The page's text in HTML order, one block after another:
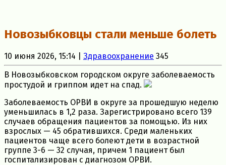
Новозыбковцы стали меньше болеть
10 июня 2026, 15:14 | Здравоохранение 345
В Новозыбковском городском округе заболеваемость
простудой и гриппом идет на спад.
Заболеваемость ОРВИ в округе за прошедшую неделю
уменьшилась в 1,2 раза. Зарегистрировано всего 139
случаев обращения пациентов за помощью. Из них
взрослых — 45 обратившихся. Среди маленьких
пациентов чаще всего болеют дети в возрастной
группе 3-6 — 32 случая, причем 1 пациент был
госпитализирован с диагнозом ОРВИ.